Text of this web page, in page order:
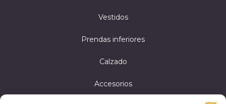
Vestidos
Prendas inferiores
Calzado
Accesorios